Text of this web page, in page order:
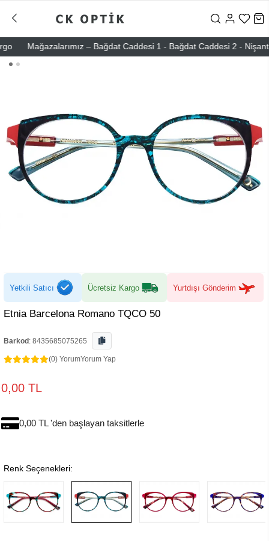
Mağazalarımız – Bağdat Caddesi 1 - Bağdat Caddesi 2 -
Yetkili Satıcı Ücretsiz Kargo Yurtdışı Gönderim
Etnia Barcelona Romano TQCO 50
Barkod : 8435685075265
(0) YorumYorum Yap
0,00 TL
0,00 TL 'den başlayan taksitlerle
Renk Seçenekleri: